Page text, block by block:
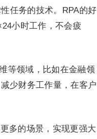
任务的技术。RPA的好
小时工作，不会疲
等领域，比如在金融领
少财务工作量，在客户
更多的场景，实现更强大